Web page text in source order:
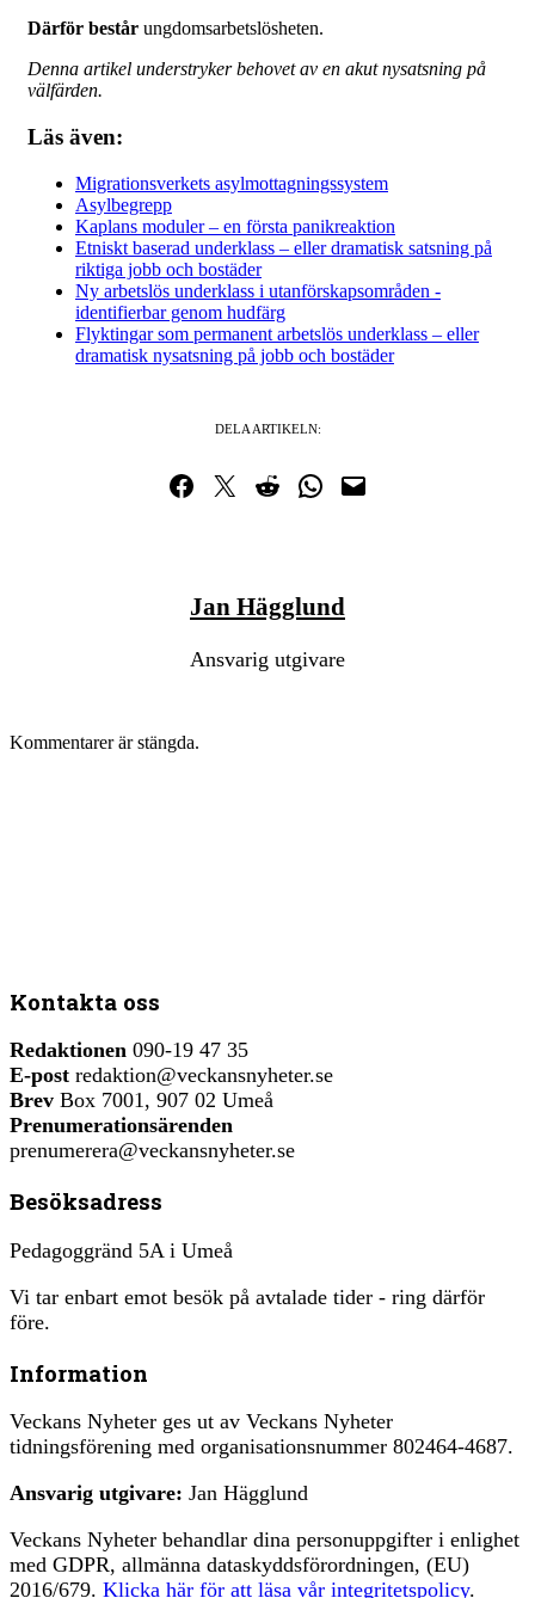
Därför består ungdomsarbetslösheten.
Denna artikel understryker behovet av en akut nysatsning på
välfärden.
Läs även:
Migrationsverkets asylmottagningssystem
Asylbegrepp
Kaplans moduler – en första panikreaktion
Etniskt baserad underklass – eller dramatisk satsning på
riktiga jobb och bostäder
Ny arbetslös underklass i utanförskapsområden -
identifierbar genom hudfärg
Flyktingar som permanent arbetslös underklass – eller
dramatisk nysatsning på jobb och bostäder
DELA ARTIKELN:
Dela på Facebook
Dela på TwitterDela på RedditDela i WhatsApp
Maila en länk
Jan Hägglund
Ansvarig utgivare
Kommentarer är stängda.
Kontakta oss
Redaktionen 090-19 47 35
E-post redaktion@veckansnyheter.se
Brev Box 7001, 907 02 Umeå
Prenumerationsärenden
prenumerera@veckansnyheter.se
Besöksadress
Pedagoggränd 5A i Umeå
Vi tar enbart emot besök på avtalade tider - ring därför
före.
Information
Veckans Nyheter ges ut av Veckans Nyheter
tidningsförening med organisationsnummer 802464-4687.
Ansvarig utgivare: Jan Hägglund
Veckans Nyheter behandlar dina personuppgifter i enlighet
med GDPR, allmänna dataskyddsförordningen, (EU)
2016/679. Klicka här för att läsa vår integritetspolicy.